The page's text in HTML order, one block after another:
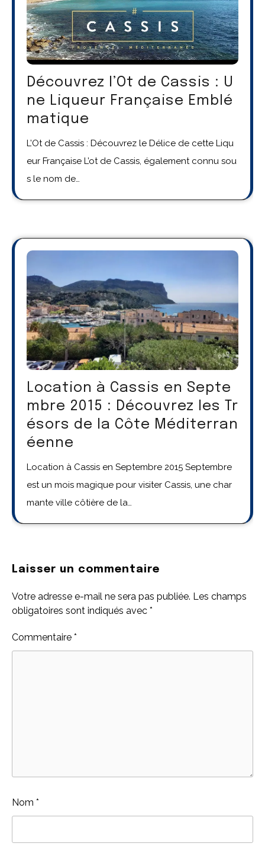
Découvrez l’Ot de Cassis : U
ne Liqueur Française Emblé
matique
L’Ot de Cassis : Découvrez le Délice de cette Liqu
eur Française L’ot de Cassis, également connu sou
s le nom de…
Location à Cassis en Septe
mbre 2015 : Découvrez les Tr
ésors de la Côte Méditerran
éenne
Location à Cassis en Septembre 2015 Septembre
est un mois magique pour visiter Cassis, une char
mante ville côtière de la…
Laisser un commentaire
Votre adresse e-mail ne sera pas publiée. Les champs
obligatoires sont indiqués avec *
Commentaire *
Nom *